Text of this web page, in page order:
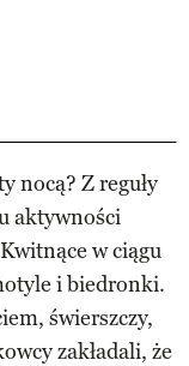
nocą? Z reguły
aktywności
w ciągu
i biedronki.
świerszczy,
zakładali, że